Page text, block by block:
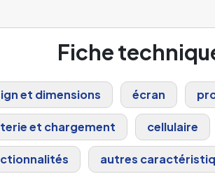
Fiche
et dimensions écran
et chargement cellulaire
autres